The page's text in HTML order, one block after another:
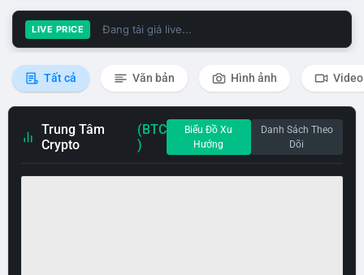
LIVE PRICE Đang tải giá live...
Tất cả Văn bản Hình ảnh Video
Trung Tâm
Crypto
(BTC
)
Biểu Đồ Xu
Hướng
Danh Sách Theo
Dõi